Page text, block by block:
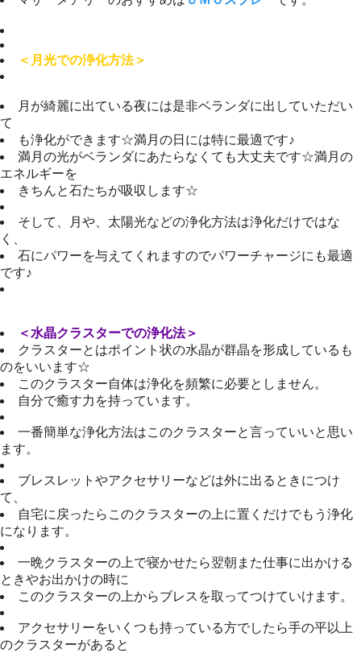
＜月光での浄化方法＞
月が綺麗に出ている夜には是非ベランダに出していただい
て
も浄化ができます☆満月の日には特に最適です♪
満月の光がベランダにあたらなくても大丈夫です☆満月の
エネルギーを
きちんと石たちが吸収します☆
そして、月や、太陽光などの浄化方法は浄化だけではな
く、
石にパワーを与えてくれますのでパワーチャージにも最適
です♪
＜水晶クラスターでの浄化法＞
クラスターとはポイント状の水晶が群晶を形成しているも
のをいいます☆
このクラスター自体は浄化を頻繁に必要としません。
自分で癒す力を持っています。
一番簡単な浄化方法はこのクラスターと言っていいと思い
ます。
ブレスレットやアクセサリーなどは外に出るときにつけ
て、
自宅に戻ったらこのクラスターの上に置くだけでもう浄化
になります。
一晩クラスターの上で寝かせたら翌朝また仕事に出かける
ときやお出かけの時に
このクラスターの上からブレスを取ってつけていけます。
アクセサリーをいくつも持っている方でしたら手の平以上
のクラスターがあると